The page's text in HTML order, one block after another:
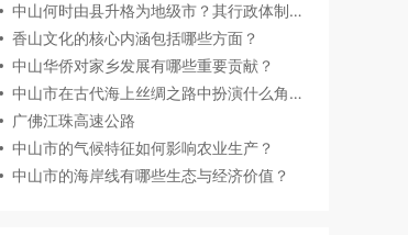
中山何时由县升格为地级市？其行政体制有何特点？
香山文化的核心内涵包括哪些方面？
中山华侨对家乡发展有哪些重要贡献？
中山市在古代海上丝绸之路中扮演什么角色？
广佛江珠高速公路
中山市的气候特征如何影响农业生产？
中山市的海岸线有哪些生态与经济价值？